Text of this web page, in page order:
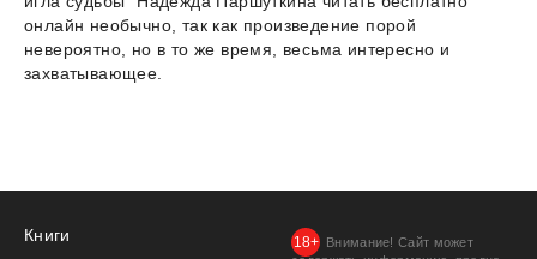
онлайн необычно, так как произведение порой
невероятно, но в то же время, весьма интересно и
захватывающее.
Книги
Внимание! Сайт может